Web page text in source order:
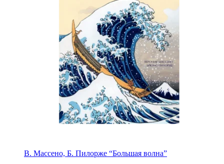
В. Массено, Б. Пилорже “Большая волна”